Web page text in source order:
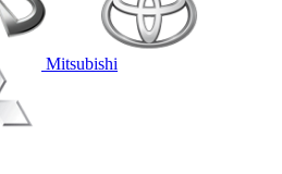
Mitsubishi